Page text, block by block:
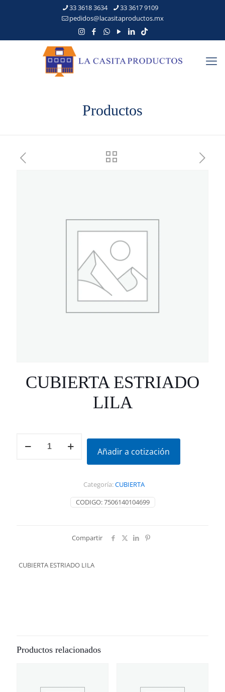
33 3618 3634
33 3617 9109
pedidos@lacasitaproductos.mx
Productos
CUBIERTA ESTRIADO
LILA
ESTRIADO
Añadir a cotización
CODIGO:7506140104699
Categoría:CUBIERTA
Compartir
CUBIERTA ESTRIADO LILA
Productos relacionados